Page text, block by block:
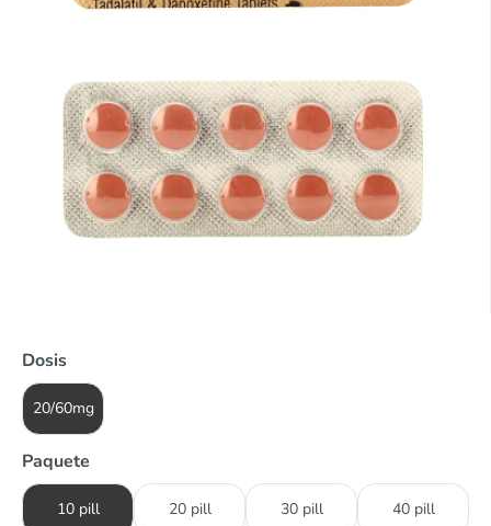
Dosis
20/60mg
Paquete
10 pill 20 pill 30 pill 40 pill